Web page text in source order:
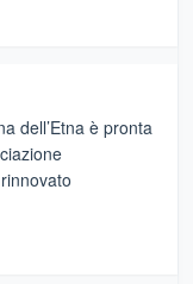
dell’Etna è pronta